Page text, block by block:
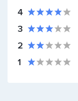
4
3
2
1